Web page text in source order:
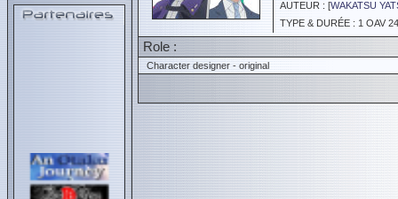
AUTEUR : [WAKATSU
TYPE & DURÉE : 1 OAV
Role :
Character designer - original